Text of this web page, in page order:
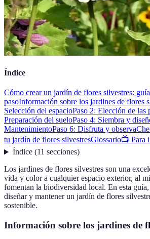
Índice
Cómo crear un jardín de flores silvestres:
pasoInformación sobre los jardines de flores
Selección del espacioPaso 2: Elección de las
Preparación del sueloPaso 4: Siembra y
MantenimientoPaso 6: Disfruta y observa
tu jardín de flores silvestresGlossario📺 Para
Índice(11 secciones)
Los jardines de flores silvestres son una
vida y color a cualquier espacio exterior, al
fomentan la biodiversidad local. En esta
diseñar y mantener un jardín de flores
sostenible.
Información sobre los jardines de